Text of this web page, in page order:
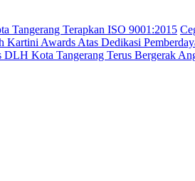
Tangerang Terapkan ISO 9001:2015
Awards Atas Dedikasi
DLH Kota Tangerang Terus Bergerak